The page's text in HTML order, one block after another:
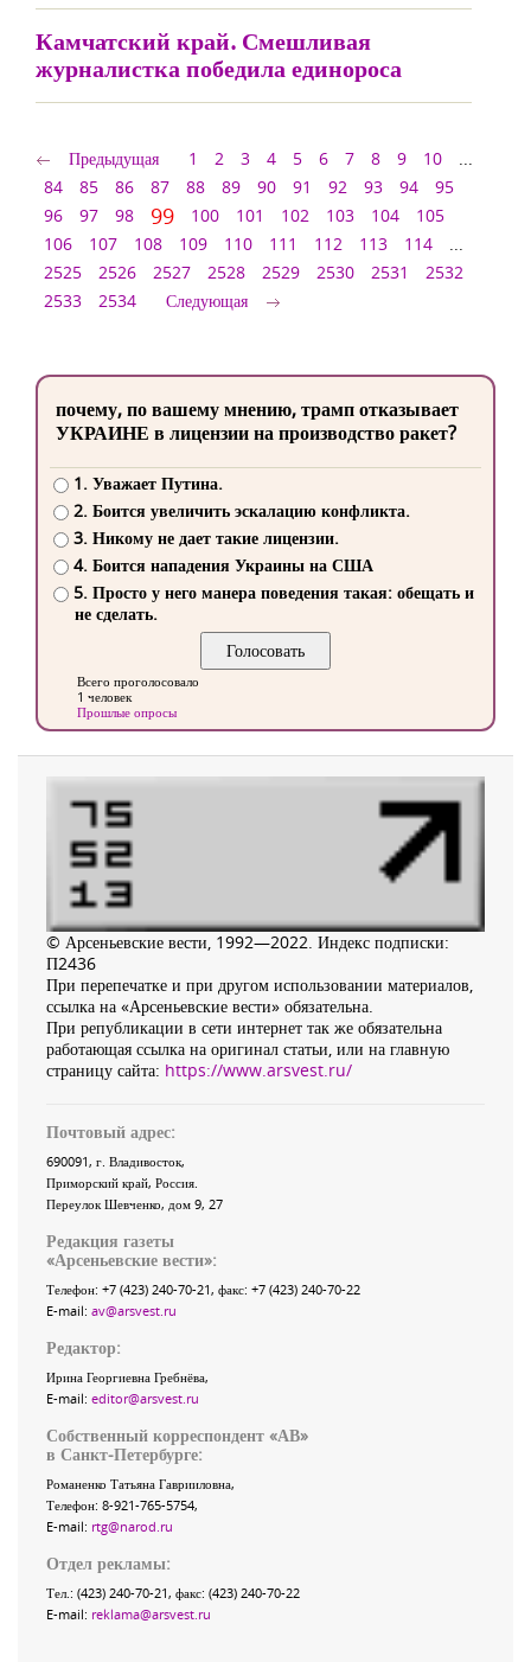
Камчатский край. Смешливая
журналистка победила единороса
Предыдущая 1 2 3 4 5 6 7 8 9 10
...
84
85 86 87 88 89 90 91 92 93 94
95
96
97 98 99 100 101 102 103 104
105
106
107 108 109 110 111 112 113 114
...
2525
2526 2527 2528 2529 2530 2531
2532
2533
2534 Следующая
почему, по вашему мнению, трамп отказывает
УКРАИНЕ в лицензии на производство ракет?
1. Уважает Путина.
2. Боится увеличить эскалацию конфликта.
3. Никому не дает такие лицензии.
4. Боится нападения Украины на США
5. Просто у него манера поведения такая: обещать и
не сделать.
Всего проголосовало
1 человек
Прошлые опросы
© Арсеньевские вести, 1992—2022. Индекс подписки:
П2436
При перепечатке и при другом использовании материалов,
ссылка на «Арсеньевские вести» обязательна.
При републикации в сети интернет так же обязательна
работающая ссылка на оригинал статьи, или на главную
страницу сайта: https://www.arsvest.ru/
Почтовый адрес:
690091, г. Владивосток,
Приморский край, Россия
Переулок Шевченко, дом 9, 27
Редакция газеты
«Арсеньевские вести»:
Телефон: +7 (423) 240-70-21, факс: +7 (423) 240-70-22
E-mail: av@arsvest.ru
Редактор:
Ирина Георгиевна Гребнёва,
E-mail: editor@arsvest.ru
Собственный корреспондент «АВ»
в Санкт-Петербурге:
Романенко Татьяна Гаврииловна,
Телефон: 8-921-765-5754,
E-mail: rtg@narod.ru
Отдел рекламы:
Тел.: (423) 240-70-21, факс: (423) 240-70-22
E-mail: reklama@arsvest.ru